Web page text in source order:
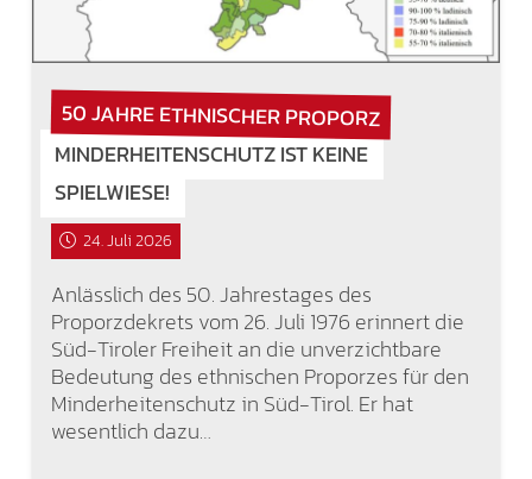
50 JAHRE ETHNISCHER PROPORZ
MINDERHEITENSCHUTZ IST KEINE
SPIELWIESE!
24. Juli 2026
Anlässlich des 50. Jahrestages des
Proporzdekrets vom 26. Juli 1976 erinnert die
Süd-Tiroler Freiheit an die unverzichtbare
Bedeutung des ethnischen Proporzes für den
Minderheitenschutz in Süd-Tirol. Er hat
wesentlich dazu…